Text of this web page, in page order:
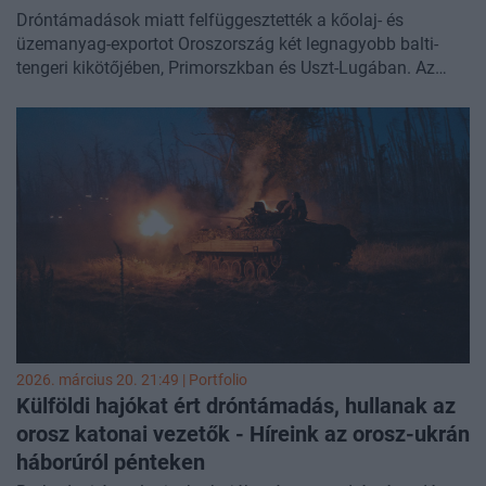
Dróntámadások miatt felfüggesztették a kőolaj- és
üzemanyag-exportot Oroszország két legnagyobb balti-
tengeri kikötőjében, Primorszkban és Uszt-Lugában. Az
amelyeket a Hormuzi-szoros iráni lezárása okozott az
amerikai-izraeli-iráni konfliktus nyomán.
2026. március 20. 21:49 | Portfolio
Külföldi hajókat ért dróntámadás, hullanak az
orosz katonai vezetők - Híreink az orosz-ukrán
háborúról pénteken